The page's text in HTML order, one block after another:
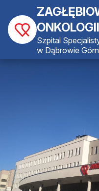
ONKOLOGII
Szpital
w Dąbrowie